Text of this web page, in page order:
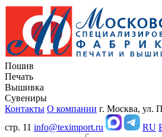
Пошив
Печать
Вышивка
Сувениры
Контакты О компании г. Москва, ул.
стр. 11 info@teximport.ru RU